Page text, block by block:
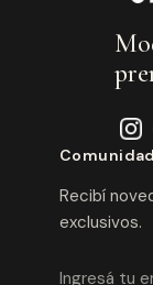
Recibí
exclusivos.